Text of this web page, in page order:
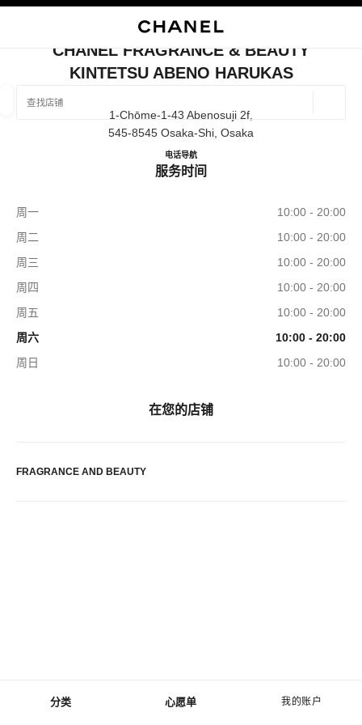
菜单 - 主导航
分类 心愿单 我的账户
查找销售店铺
相关建议会显示在此搜索栏下方
关闭精品店卡片 CHANEL FRAGRANCE & BEAUTY KINTETSU
CHANEL FRAGRANCE & BEAUTY
KINTETSU ABENO HARUKAS
1-Chōme-1-43 Abenosuji 2f,
545-8545 Osaka-Shi, Osaka
电话06-6623-0344
导航CHANEL FRAGRANCE &
服务时间
周一
10:00 - 20:00
周二
10:00 - 20:00
周三
10:00 - 20:00
周四
10:00 - 20:00
周五
10:00 - 20:00
周六
10:00 - 20:00
周日
10:00 - 20:00
在您的店铺
FRAGRANCE AND BEAUTY
腕表与高级珠宝